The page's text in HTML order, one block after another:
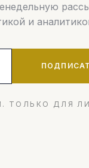
и
ТОЛЬКО ДЛЯ